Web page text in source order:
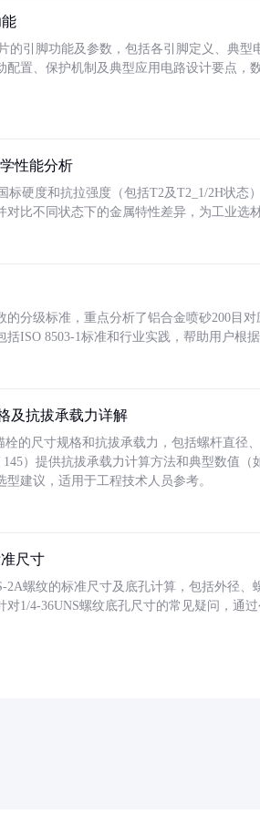
的引脚功能及参数，包括各引脚定义、典
配置、保护机制及典型应用电路设计要点，
性能分析
标硬度和抗拉强度（包括T2及T2_1/2H状态
比不同状态下的金属特性差异，为工业选
的分级标准，重点分析了铝合金喷砂200目
ISO 8503-1标准和行业实践，帮助用户根
及抗拔承载力详解
栓的尺寸规格和抗拔承载力，包括螺杆直径
145）提供抗拔承载力计算方法和典型数值
建议，适用于工程技术人员参考。
尺寸
2A螺纹的标准尺寸及底孔计算，包括外径
对1/4-36UNS螺纹底孔尺寸的常见疑问，通